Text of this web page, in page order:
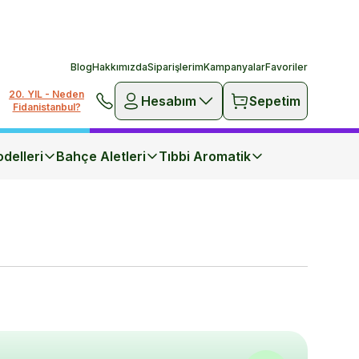
BlogHakkımızdaSiparişlerimKampanyalarFavoriler
20. YIL - Neden
Fidanistanbul?
Hesabım Sepetim
Bahçe Aletleri Tıbbi Aromatik